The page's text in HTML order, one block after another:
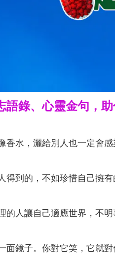
語錄、心靈金句，
香水，灑給別人也一定會感
得到的，不如珍惜自己擁有
的人讓自己適應世界，不明
面鏡子。你對它笑，它就對